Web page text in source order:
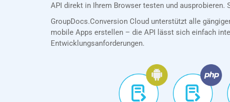
API direkt in Ihrem Browser testen und
GroupDocs.Conversion Cloud unterstützt alle
mobile Apps erstellen – die API lässt sich einfach
Entwicklungsanforderungen.